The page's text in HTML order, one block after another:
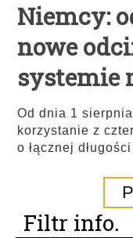
Niemcy:
nowe
systemie
Od dnia 1
korzystanie z
o łącznej
Filtr info.